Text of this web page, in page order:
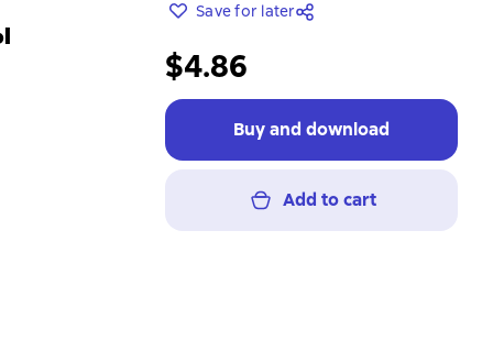
Save for later
$4.86
Buy and download
Add to cart